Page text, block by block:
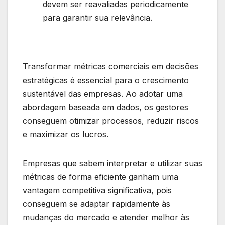
devem ser reavaliadas periodicamente
para garantir sua relevância.
Transformar métricas comerciais em decisões
estratégicas é essencial para o crescimento
sustentável das empresas. Ao adotar uma
abordagem baseada em dados, os gestores
conseguem otimizar processos, reduzir riscos
e maximizar os lucros.
Empresas que sabem interpretar e utilizar suas
métricas de forma eficiente ganham uma
vantagem competitiva significativa, pois
conseguem se adaptar rapidamente às
mudanças do mercado e atender melhor às